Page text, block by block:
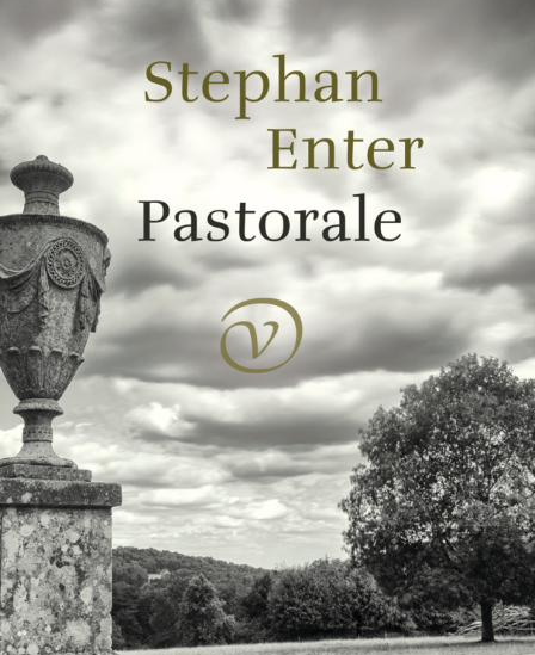
Een jaar uit het leven van Gesine Cresspahl
€49,50
BESTEL